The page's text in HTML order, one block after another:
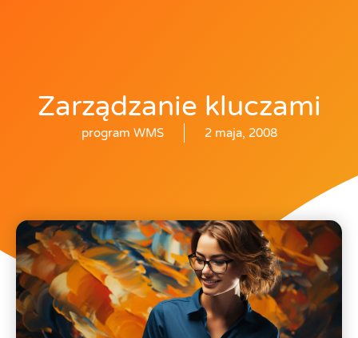
Zarządzanie kluczami
program WMS 2 maja, 2008